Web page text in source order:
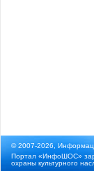
© 2007-2026,
Портал «ИнфоШОС»
охраны культурного